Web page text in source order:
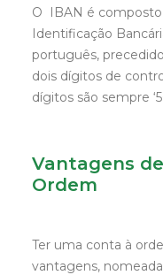
O IBAN é
Identificação
português,
dois dígitos de
dígitos são sempre
Vantagens
Ordem
Ter uma conta à
vantagens,